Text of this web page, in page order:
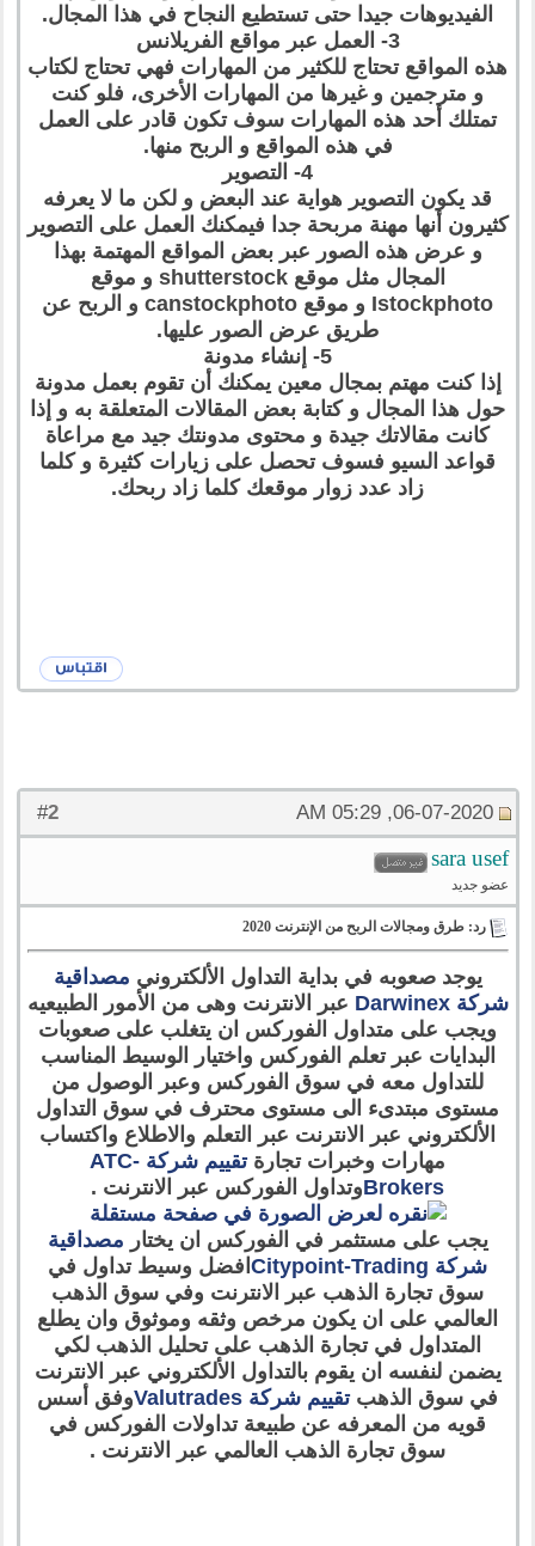
الفيديوهات جيدا حتى تستطيع النجاح في هذا المجال.
3- العمل عبر مواقع الفريلانس
هذه المواقع تحتاج للكثير من المهارات فهي تحتاج لكتاب
و مترجمين و غيرها من المهارات الأخرى، فلو كنت
تمتلك أحد هذه المهارات سوف تكون قادر على العمل
في هذه المواقع و الربح منها.
4- التصوير
قد يكون التصوير هواية عند البعض و لكن ما لا يعرفه
كثيرون أنها مهنة مربحة جدا فيمكنك العمل على التصوير
و عرض هذه الصور عبر بعض المواقع المهتمة بهذا
المجال مثل موقع shutterstock و موقع
Istockphoto و موقع canstockphoto و الربح عن
طريق عرض الصور عليها.
5- إنشاء مدونة
إذا كنت مهتم بمجال معين يمكنك أن تقوم بعمل مدونة
حول هذا المجال و كتابة بعض المقالات المتعلقة به و إذا
كانت مقالاتك جيدة و محتوى مدونتك جيد مع مراعاة
قواعد السيو فسوف تحصل على زيارات كثيرة و كلما
زاد عدد زوار موقعك كلما زاد ربحك.
#
2 06-07-2020, 05:29 AM
sara usef
عضو جديد
رد: طرق ومجالات الربح من الإنترنت 2020
يوجد صعوبه في بداية التداول الألكتروني مصداقية
شركة Darwinex
عبر الانترنت وهى من الأمور الطبيعيه
ويجب على متداول الفوركس ان يتغلب على صعوبات
البدايات عبر تعلم الفوركس واختيار الوسيط المناسب
للتداول معه في سوق الفوركس وعبر الوصول من
مستوى مبتدىء الى مستوى محترف في سوق التداول
الألكتروني عبر الانترنت عبر التعلم والاطلاع واكتساب
مهارات وخبرات تجارة
تقييم شركة ATC-
Brokersوتداول الفوركس عبر الانترنت .
يجب على مستثمر في الفوركس ان يختار مصداقية
شركة Citypoint-Trading
افضل وسيط تداول في
سوق تجارة الذهب عبر الانترنت وفي سوق الذهب
العالمي على ان يكون مرخص وثقه وموثوق وان يطلع
المتداول في تجارة الذهب على تحليل الذهب لكي
يضمن لنفسه ان يقوم بالتداول الألكتروني عبر الانترنت
في سوق الذهبتقييم شركة Valutrades
وفق أسس
قويه من المعرفه عن طبيعة تداولات الفوركس في
سوق تجارة الذهب العالمي عبر الانترنت .